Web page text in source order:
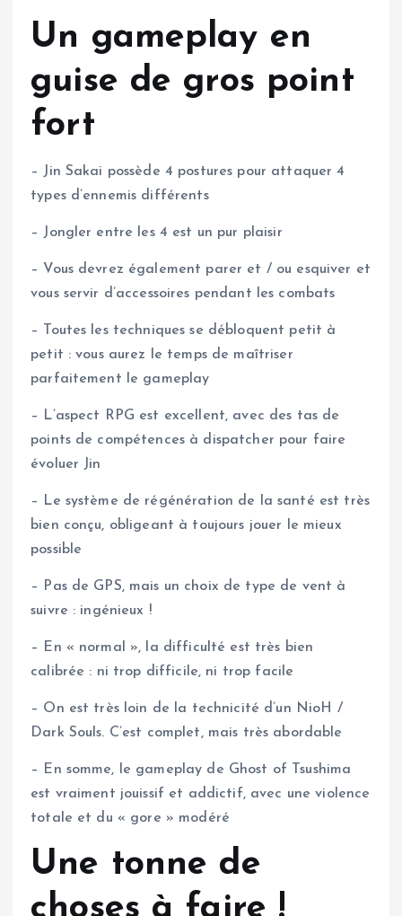
Un gameplay en
guise de gros point
fort
– Jin Sakai possède 4 postures pour attaquer 4
types d’ennemis différents
– Jongler entre les 4 est un pur plaisir
– Vous devrez également parer et / ou esquiver et
vous servir d’accessoires pendant les combats
– Toutes les techniques se débloquent petit à
petit : vous aurez le temps de maîtriser
parfaitement le gameplay
– L’aspect RPG est excellent, avec des tas de
points de compétences à dispatcher pour faire
évoluer Jin
– Le système de régénération de la santé est très
bien conçu, obligeant à toujours jouer le mieux
possible
– Pas de GPS, mais un choix de type de vent à
suivre : ingénieux !
– En « normal », la difficulté est très bien
calibrée : ni trop difficile, ni trop facile
– On est très loin de la technicité d’un NioH /
Dark Souls. C’est complet, mais très abordable
– En somme, le gameplay de Ghost of Tsushima
est vraiment jouissif et addictif, avec une violence
totale et du « gore » modéré
Une tonne de